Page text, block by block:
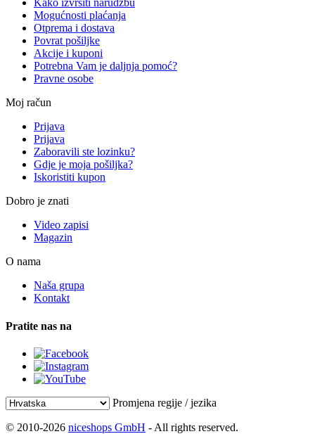
Kako izvršiti narudžbu
Mogućnosti plaćanja
Otprema i dostava
Povrat pošiljke
Akcije i kuponi
Potrebna Vam je daljnja pomoć?
Pravne osobe
Moj račun
Prijava
Prijava
Zaboravili ste lozinku?
Gdje je moja pošiljka?
Iskoristiti kupon
Dobro je znati
Video zapisi
Magazin
O nama
Naša grupa
Kontakt
Pratite nas na
Promjena regije / jezika
© 2010-2026 niceshops GmbH - All rights reserved.